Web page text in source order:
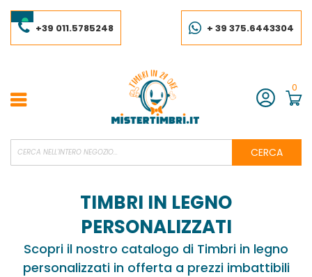
al
contenuto+39 011.5785248 + 39 375.6443304
Account
0
CERCA
TIMBRI IN LEGNO
PERSONALIZZATI
Scopri il nostro catalogo di Timbri in legno
personalizzati in offerta a prezzi imbattibili